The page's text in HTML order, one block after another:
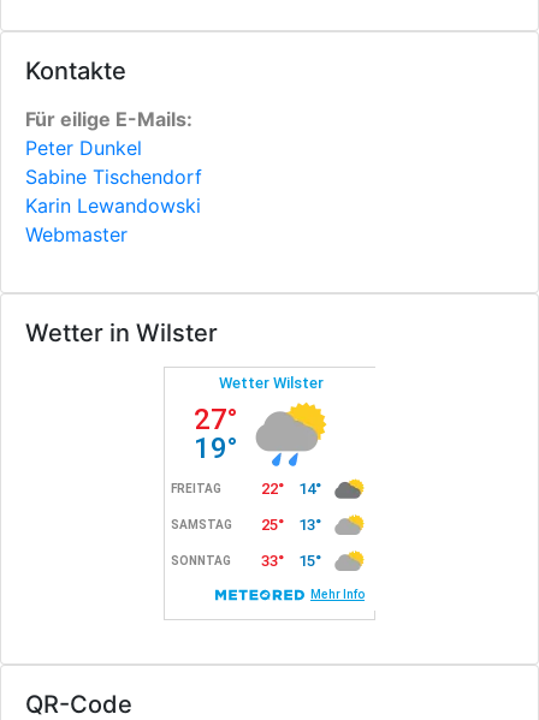
Kontakte
Für eilige E-Mails:
Peter Dunkel
Sabine Tischendorf
Karin Lewandowski
Webmaster
Wetter in Wilster
QR-Code